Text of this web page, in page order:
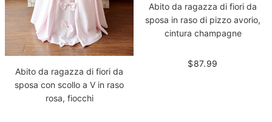
Abito da ragazza di fiori da
sposa con scollo a V in raso
rosa, fiocchi
Abito da ragazza di fiori da
sposa in raso di pizzo avorio,
cintura champagne
$87.99